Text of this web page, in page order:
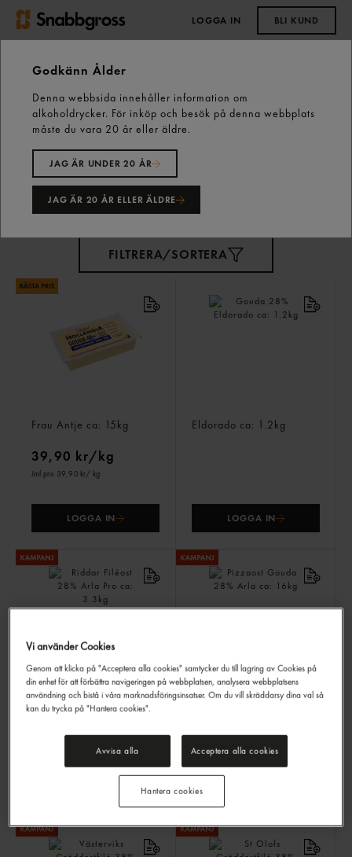
LOGGA IN BLI KUND
Start Fastfood Ost
Ost
FILTRERA/SORTERA
Frau Antje ca: 15kg
39,90 kr/kg
Jmf.pris 39,90 kr/ kg
LOGGA IN
Eldorado ca: 1.2kg
LOGGA IN
Riddar Filéost 28%
Arla Proca: 3.3kg
105,00 kr/kg
Priset gäller t.o.m 2026.11.29
Pizzaost Gouda 28%
Arlaca: 16kg
Jmf.pris 41,90 kr
Ord.pris 87,90 kr/kg
Priset gäller t.o.m 2026.11.29
Godkänn Ålder
Denna webbsida innehåller information om
alkoholdrycker. För inköp och besök på denna webbplats
måste du vara 20 år eller äldre.
JAG ÄR UNDER 20 ÅR
JAG ÄR 20 ÅR ELLER ÄLDRE
Vi använder Cookies
Genom att klicka på "Acceptera alla cookies" samtycker du till lagring av Cookies på
din enhet för att förbättra navigeringen på webbplatsen, analysera webbplatsens
användning och bistå i våra marknadsföringsinsatser. Om du vill skräddarsy dina val så
kan du trycka på "Hantera cookies".
Avvisa alla Acceptera alla cookies
Hantera cookies